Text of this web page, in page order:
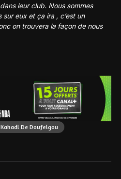
leur club. Nous sommes
eux et ça ira , c’est un
on trouvera la façon de nous
Kakadl De Doufelgou